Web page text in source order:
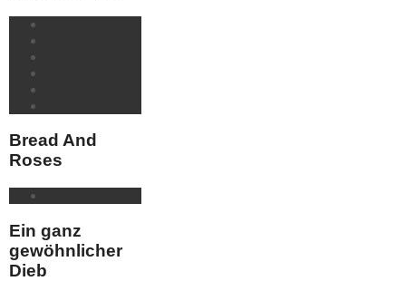
Bread And
Roses
Ein ganz
gewöhnlicher
Dieb